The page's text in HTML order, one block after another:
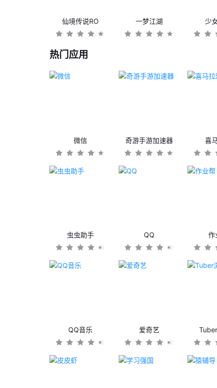
仙境传说RO 一梦江湖 少
热门应用
微信 奇游手游加速器 喜
虫虫助手 QQ 作
QQ音乐 爱奇艺